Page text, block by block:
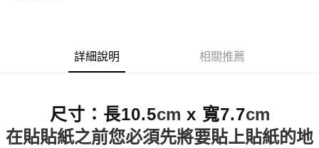
全家取貨付款
付款後全家取貨
每筆NT$60，滿NT$399(含以上)免運費
詳細說明 相關推薦
尺寸：長10.5cm x 寬7.7cm
在貼貼紙之前您必須先將要貼上貼紙的地